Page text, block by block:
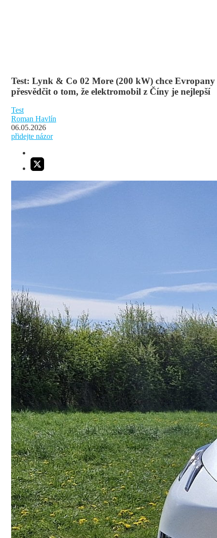
Test: Lynk & Co 02 More (200 kW) chce Evropany
přesvědčit o tom, že elektromobil z Číny je nejlepší
Test
Roman Havlín
06.05.2026
přidejte názor